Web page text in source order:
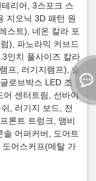
리어, 3스포크 스
지오닉 3D 패턴 원
스트), 네온 칼라 포
), 파노라믹 커브드
인치 풀사이즈 칼라
프, 러기지램프), 슬
로브박스 LED 조
어 센터트림, 선바이
, 러기지 보드, 전
론트 트렁크, 앰비
솔 어퍼커버, 도어트
어스커프(메탈 가